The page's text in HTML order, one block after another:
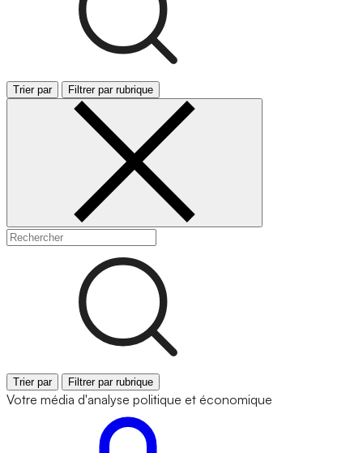
Trier par Filtrer par rubrique
Trier par Filtrer par rubrique
Votre média d'analyse politique et économique